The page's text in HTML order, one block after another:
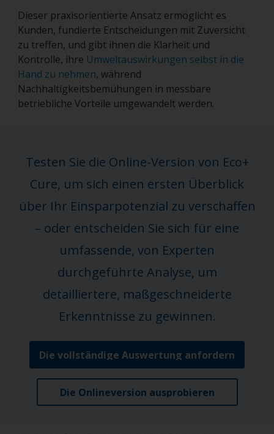
Dieser praxisorientierte Ansatz ermöglicht es
Kunden, fundierte Entscheidungen mit Zuversicht
zu treffen, und gibt ihnen die Klarheit und
Kontrolle, ihre Umweltauswirkungen selbst in die
Hand zu nehmen, während
Nachhaltigkeitsbemühungen in messbare
betriebliche Vorteile umgewandelt werden.
Testen Sie die Online-Version von Eco+
Cure, um sich einen ersten Überblick
über Ihr Einsparpotenzial zu verschaffen
– oder entscheiden Sie sich für eine
umfassende, von Experten
durchgeführte Analyse, um
detailliertere, maßgeschneiderte
Erkenntnisse zu gewinnen.
Die vollständige Auswertung anfordern
Die Onlineversion ausprobieren